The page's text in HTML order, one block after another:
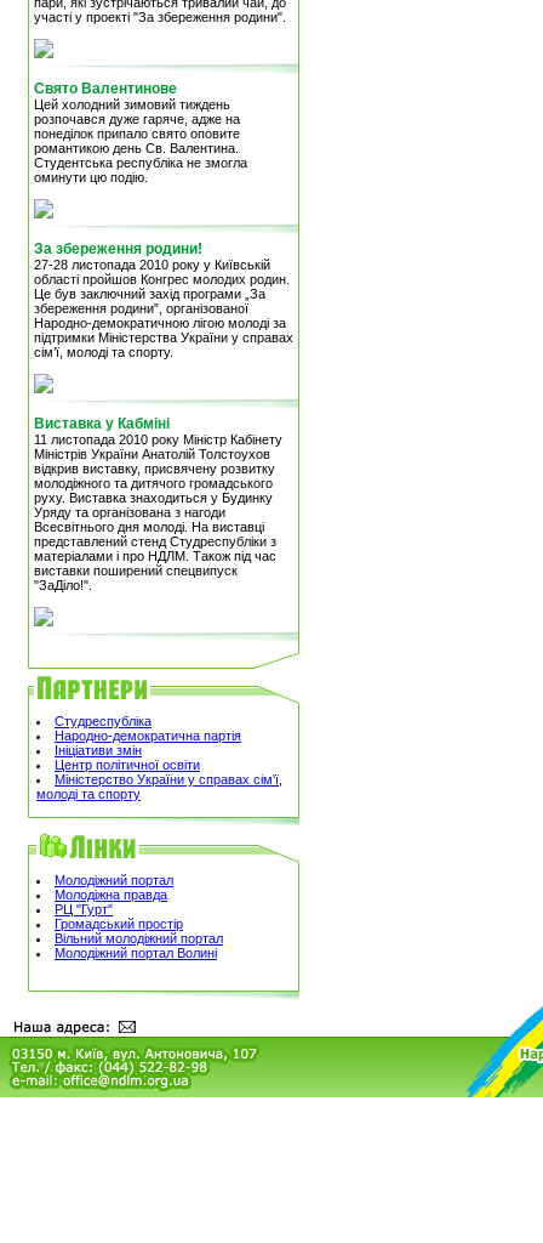
участі у проекті "За збереження родини".
Свято Валентинове
Цей холодний зимовий тиждень
розпочався дуже гаряче, адже на
понеділок припало свято оповите
романтикою день Св. Валентина.
Студентська республіка не змогла
оминути цю подію.
За збереження родини!
27-28 листопада 2010 року у Київській
області пройшов Конгрес молодих родин.
Це був заключний захід програми „За
збереження родини”, організованої
Народно-демократичною лігою молоді за
підтримки Міністерства України у справах
сім’ї, молоді та спорту.
Виставка у Кабміні
11 листопада 2010 року Міністр Кабінету
Міністрів України Анатолій Толстоухов
відкрив виставку, присвячену розвитку
молодіжного та дитячого громадського
руху. Виставка знаходиться у Будинку
Уряду та організована з нагоди
Всесвітнього дня молоді. На виставці
представлений стенд Студреспубліки з
матеріалами і про НДЛМ. Також під час
виставки поширений спецвипуск
"ЗаДіло!".
Студреспубліка
Народно-демократична партія
Ініціативи змін
Центр політичної освіти
Міністерство України у справах сім'ї,
молоді та спорту
Молодіжний портал
Молодіжна правда
РЦ "Гурт"
Громадський простір
Вільний молодіжний портал
Молодіжний портал Волині